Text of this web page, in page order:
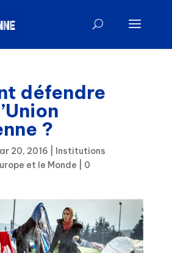
défendre
?
20, 2016
Institutions
et le Monde
0